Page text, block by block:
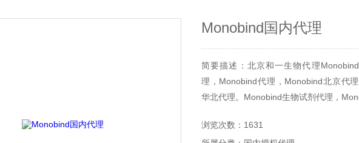
Monobind国内代理
简要描述：北京和一生物代理
理，Monobind代理，Monobind北京代
华北代理。Monobind生物试剂代理，
浏览次数：1631